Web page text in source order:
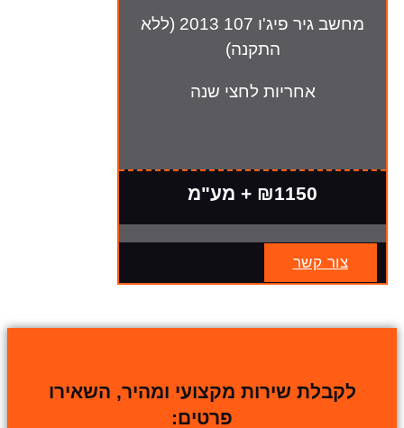
מחשב גיר פיג'ו 107 2013 (ללא
התקנה)
אחריות לחצי שנה
₪1150 + מע"מ
צור קשר
לקבלת שירות מקצועי ומהיר, השאירו
פרטים: